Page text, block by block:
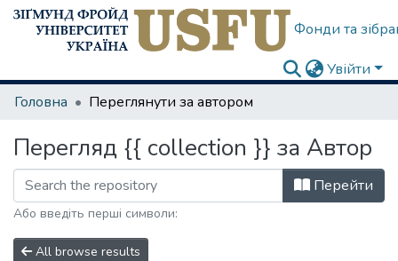
Фонди та
Увійти
Головна
Переглянути за автором
Перегляд {{ collection }} за Автор
Перейти
Або введіть перші символи:
All browse results